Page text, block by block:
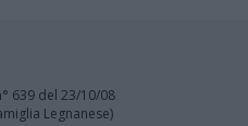
639 del 23/10/08
Legnanese)